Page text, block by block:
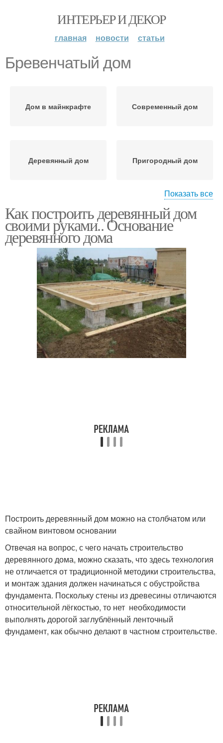
ИНТЕРЬЕР И ДЕКОР
главная новости статьи
Бревенчатый дом
Дом в майнкрафте Современный дом
Деревянный дом Пригородный дом
Дом от а Каркасный дом
Пространства в
миниатюрных домах
Дом с панорамными
окнами
Дом на заказ Зимний дом
Показать все
Как построить деревянный дом
своими руками.. Основание
деревянного дома
Построить деревянный дом можно на столбчатом или
свайном винтовом основании
Отвечая на вопрос, с чего начать строительство
деревянного дома, можно сказать, что здесь технология
не отличается от традиционной методики строительства,
и монтаж здания должен начинаться с обустройства
фундамента. Поскольку стены из древесины отличаются
относительной лёгкостью, то нет необходимости
выполнять дорогой заглублённый ленточный
фундамент, как обычно делают в частном строительстве.